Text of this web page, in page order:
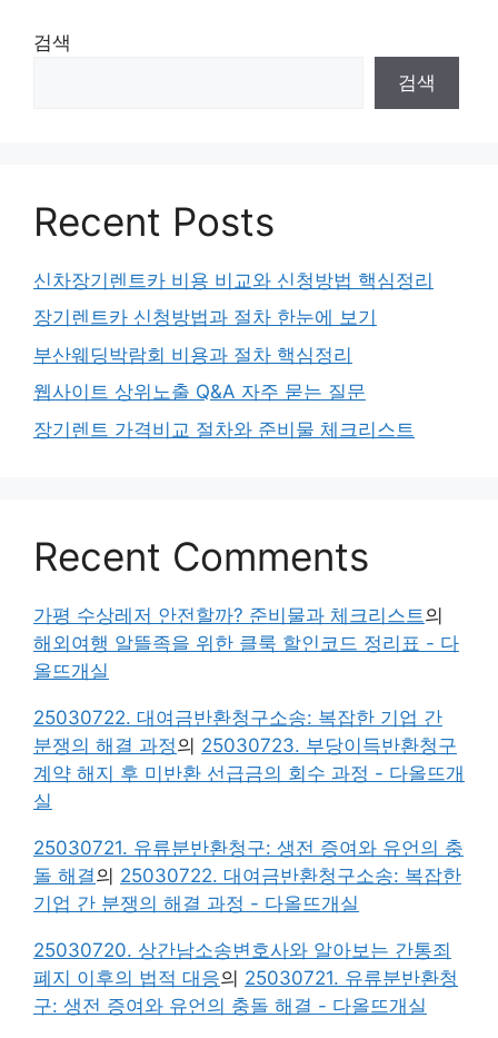
검색
검색
Recent Posts
신차장기렌트카 비용 비교와 신청방법 핵심정리
장기렌트카 신청방법과 절차 한눈에 보기
부산웨딩박람회 비용과 절차 핵심정리
웹사이트 상위노출 Q&A 자주 묻는 질문
장기렌트 가격비교 절차와 준비물 체크리스트
Recent Comments
가평 수상레저 안전할까? 준비물과 체크리스트 의
해외여행 알뜰족을 위한 클룩 할인코드 정리표 - 다
올뜨개실
25030722. 대여금반환청구소송: 복잡한 기업 간
분쟁의 해결 과정의 25030723. 부당이득반환청구
계약 해지 후 미반환 선급금의 회수 과정 - 다올뜨개
실
25030721. 유류분반환청구: 생전 증여와 유언의 충
돌 해결의 25030722. 대여금반환청구소송: 복잡한
기업 간 분쟁의 해결 과정 - 다올뜨개실
25030720. 상간남소송변호사와 알아보는 간통죄
폐지 이후의 법적 대응의 25030721. 유류분반환청
구: 생전 증여와 유언의 충돌 해결 - 다올뜨개실